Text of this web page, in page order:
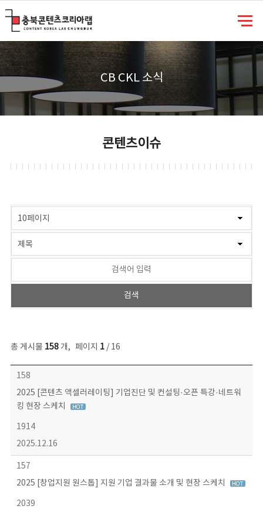
CB CKL 소식
콘텐츠이슈
총 게시물 158개, 페이지 1/ 16
콘텐츠이슈 목록 - 번호, 제목, 작성자, 파일, 조회수, 작성일 정보 제공
158
2025 [콘텐츠 액셀러레이팅] 기업진단 및 컨설팅·오픈 특강·네트워
킹 현장 스케치
1914
2025.12.16
157
2025 [창업지원 원스톱] 지원 기업 결과물 소개 및 현장 스케치
2039